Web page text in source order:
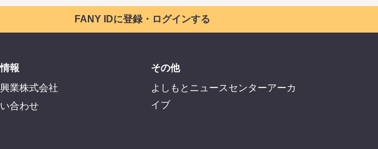
FANY IDに登録・ログインする
報
業株式会社
合わせ
その他
よしもとニュースセンターアーカ
イブ